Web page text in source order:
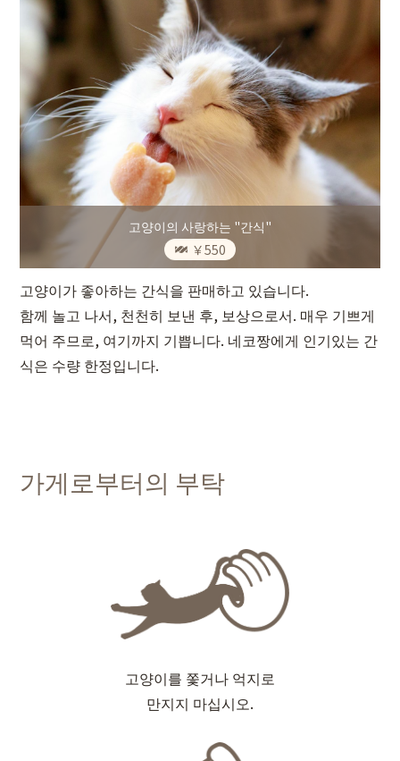
고양이의 사랑하는 "간식"
￥550
고양이가 좋아하는 간식을 판매하고 있습니다.
함께 놀고 나서, 천천히 보낸 후, 보상으로서. 매우 기쁘게
먹어 주므로, 여기까지 기쁩니다. 네코짱에게 인기있는 간
식은 수량 한정입니다.
가게로부터의 부탁
고양이를 쫓거나 억지로
만지지 마십시오.